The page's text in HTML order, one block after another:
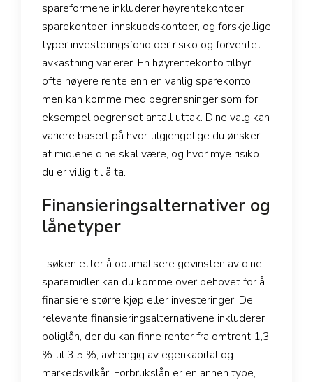
spareformene inkluderer høyrentekontoer,
sparekontoer, innskuddskontoer, og forskjellige
typer investeringsfond der risiko og forventet
avkastning varierer. En høyrentekonto tilbyr
ofte høyere rente enn en vanlig sparekonto,
men kan komme med begrensninger som for
eksempel begrenset antall uttak. Dine valg kan
variere basert på hvor tilgjengelige du ønsker
at midlene dine skal være, og hvor mye risiko
du er villig til å ta.
Finansieringsalternativer og
lånetyper
I søken etter å optimalisere gevinsten av dine
sparemidler kan du komme over behovet for å
finansiere større kjøp eller investeringer. De
relevante finansieringsalternativene inkluderer
boliglån, der du kan finne renter fra omtrent 1,3
% til 3,5 %, avhengig av egenkapital og
markedsvilkår. Forbrukslån er en annen type,